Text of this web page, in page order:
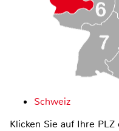
Schweiz
Klicken Sie auf Ihre